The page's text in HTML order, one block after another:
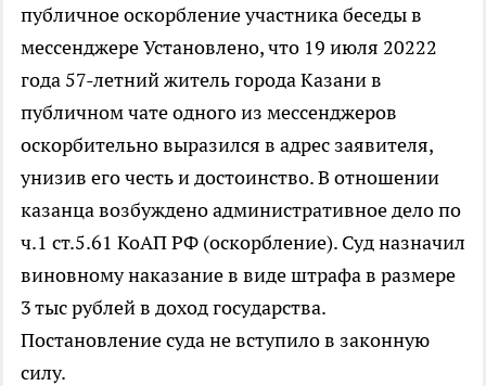
публичное оскорбление участника беседы в
мессенджере Установлено, что 19 июля 20222
года 57-летний житель города Казани в
публичном чате одного из мессенджеров
оскорбительно выразился в адрес заявителя,
унизив его честь и достоинство. В отношении
казанца возбуждено административное дело по
ч.1 ст.5.61 КоАП РФ (оскорбление). Суд назначил
виновному наказание в виде штрафа в размере
3 тыс рублей в доход государства.
Постановление суда не вступило в законную
силу.